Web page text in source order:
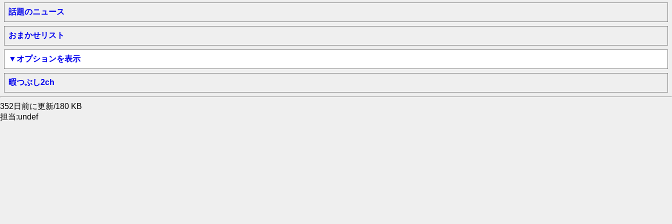
話題のニュース
おまかせリスト
▼オプションを表示
暇つぶし2ch
352日前に更新/180 KB
担当:undef